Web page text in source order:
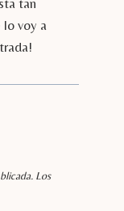
tan
voy a
Los